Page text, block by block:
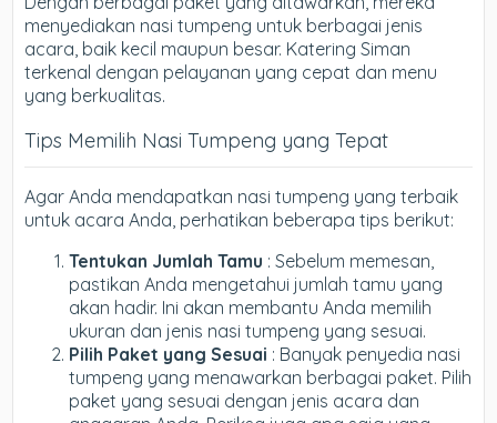
menyediakan nasi tumpeng untuk berbagai jenis
acara, baik kecil maupun besar. Katering Siman
terkenal dengan pelayanan yang cepat dan menu
yang berkualitas.
Tips Memilih Nasi Tumpeng yang Tepat
Agar Anda mendapatkan nasi tumpeng yang terbaik
untuk acara Anda, perhatikan beberapa tips berikut:
Tentukan Jumlah Tamu : Sebelum memesan,
pastikan Anda mengetahui jumlah tamu yang
akan hadir. Ini akan membantu Anda memilih
ukuran dan jenis nasi tumpeng yang sesuai.
Pilih Paket yang Sesuai : Banyak penyedia nasi
tumpeng yang menawarkan berbagai paket. Pilih
paket yang sesuai dengan jenis acara dan